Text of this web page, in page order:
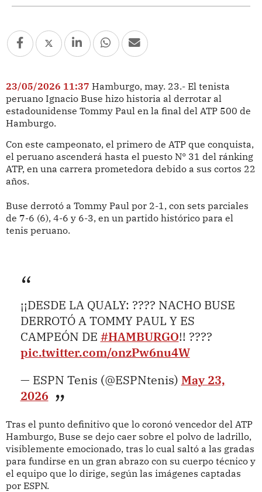
23/05/2026 11:37 Hamburgo, may. 23.- El tenista
peruano Ignacio Buse hizo historia al derrotar al
estadounidense Tommy Paul en la final del ATP 500 de
Hamburgo.
Con este campeonato, el primero de ATP que conquista,
el peruano ascenderá hasta el puesto N° 31 del ránking
ATP, en una carrera prometedora debido a sus cortos 22
años.
Buse derrotó a Tommy Paul por 2-1, con sets parciales
de 7-6 (6), 4-6 y 6-3, en un partido histórico para el
tenis peruano.
¡¡DESDE LA QUALY: ???? NACHO BUSE
DERROTÓ A TOMMY PAUL Y ES
CAMPEÓN DE #HAMBURGO!! ????
pic.twitter.com/onzPw6nu4W
— ESPN Tenis (@ESPNtenis) May 23,
2026
Tras el punto definitivo que lo coronó vencedor del ATP
Hamburgo, Buse se dejo caer sobre el polvo de ladrillo,
visiblemente emocionado, tras lo cual saltó a las gradas
para fundirse en un gran abrazo con su cuerpo técnico y
el equipo que lo dirige, según las imágenes captadas
por ESPN.